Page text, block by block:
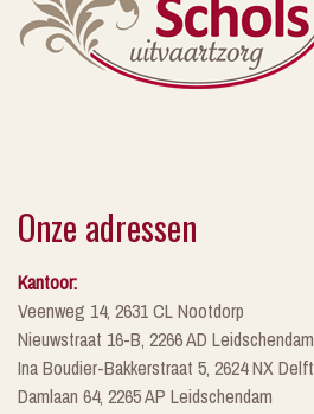
Onze adressen
Kantoor:
Veenweg 14, 2631 CL Nootdorp
Nieuwstraat 16-B, 2266 AD Leidschendam
Ina Boudier-Bakkerstraat 5, 2624 NX Delft
Damlaan 64, 2265 AP Leidschendam